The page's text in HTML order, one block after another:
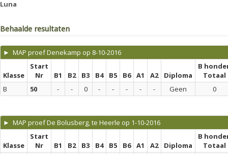
Luna
Behaalde resultaten
► MAP proef Denekamp op 8-10-2016
Klasse
Start
Nr
B1 B2 B3 B4 B5 B6 A1 A2 Diploma
B
Totaal
B
50 - - 0 - - - - - Geen 0
► MAP proef De Bolusberg, te Heerle op 1-10-2016
Klasse
Start
Nr
B1 B2 B3 B4 B5 B6 A1 A2 Diploma
B
Totaal